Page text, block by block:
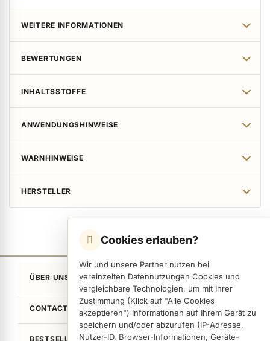
Cookies erlauben?
Wir und unsere Partner nutzen bei
vereinzelten Datennutzungen Cookies und
vergleichbare Technologien, um mit Ihrer
Zustimmung (Klick auf "Alle Cookies
akzeptieren") Informationen auf Ihrem Gerät zu
speichern und/oder abzurufen (IP-Adresse,
Nutzer-ID, Browser-Informationen, Geräte-
WEITERE INFORMATIONEN
BEWERTUNGEN
INHALTSSTOFFE
ANWENDUNGSHINWEISE
WARNHINWEISE
HERSTELLER
ÜBER UNS
CONTACT
BESTSELLER